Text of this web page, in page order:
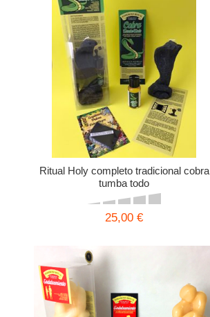
Ritual Holy completo tradicional cobra
tumba todo
25,00 €